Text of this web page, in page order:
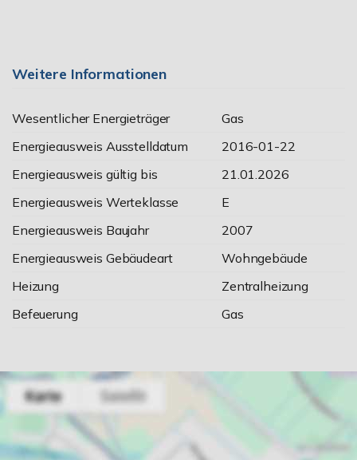
Weitere Informationen
Wesentlicher Energieträger
Gas
Energieausweis Ausstelldatum
2016-01-22
Energieausweis gültig bis
21.01.2026
Energieausweis Werteklasse
E
Energieausweis Baujahr
2007
Energieausweis Gebäudeart
Wohngebäude
Heizung
Zentralheizung
Befeuerung
Gas